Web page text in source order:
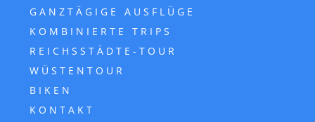
GANZTÄGIGE AUSFLÜGE
KOMBINIERTE TRIPS
REICHSSTÄDTE-TOUR
WÜSTENTOUR
BIKEN
KONTAKT